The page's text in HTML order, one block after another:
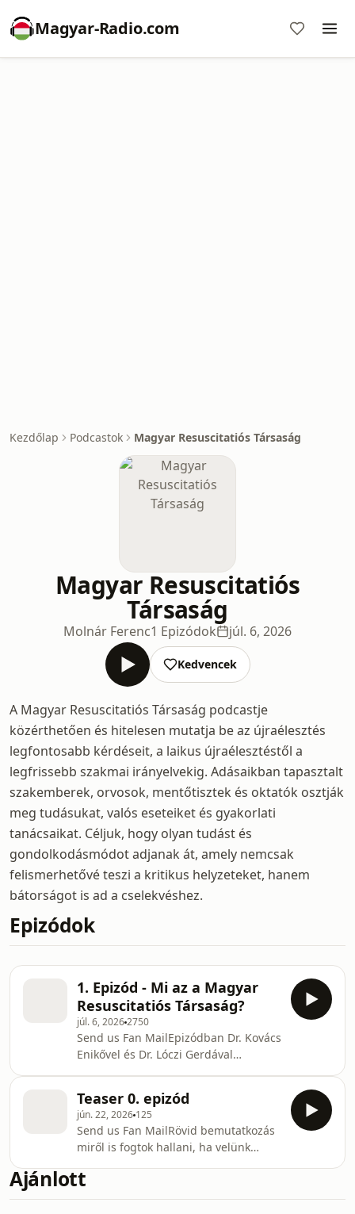
Magyar-Radio.com
Kezdőlap Podcastok Magyar Resuscitatiós Társaság
Magyar Resuscitatiós
Társaság
Molnár Ferenc1 Epizódok júl. 6, 2026
Kedvencek
A Magyar Resuscitatiós Társaság podcastje
közérthetően és hitelesen mutatja be az újraélesztés
legfontosabb kérdéseit, a laikus újraélesztéstől a
legfrissebb szakmai irányelvekig. Adásaikban tapasztalt
szakemberek, orvosok, mentőtisztek és oktatók osztják
meg tudásukat, valós eseteiket és gyakorlati
tanácsaikat. Céljuk, hogy olyan tudást és
gondolkodásmódot adjanak át, amely nemcsak
felismerhetővé teszi a kritikus helyzeteket, hanem
bátorságot is ad a cselekvéshez.
Epizódok
1. Epizód - Mi az a Magyar
Resuscitatiós Társaság?
júl. 6, 20262750
Send us Fan MailEpizódban Dr. Kovács
Enikővel és Dr. Lóczi Gerdával
Jövöképről egyaránt.
Teaser 0. epizód
jún. 22, 2026 125
Send us Fan MailRövid bemutatkozás
miről is fogtok hallani, ha velünk
Ajánlott